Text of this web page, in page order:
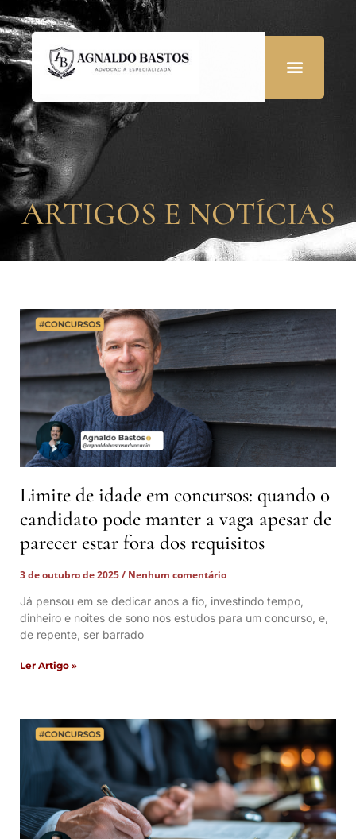
ARTIGOS E NOTÍCIAS
Limite de idade em concursos: quando o
candidato pode manter a vaga apesar de
parecer estar fora dos requisitos
3 de outubro de 2025
Nenhum comentário
Já pensou em se dedicar anos a fio, investindo tempo,
dinheiro e noites de sono nos estudos para um concurso, e,
de repente, ser barrado
Ler Artigo »